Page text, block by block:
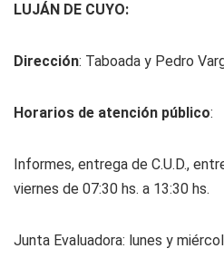
LUJÁN DE CUYO:
Dirección: Taboada y Pedro
Horarios de atención público:
Informes, entrega de C.U.D.,
viernes de 07:30 hs. a 13:30 hs.
Junta Evaluadora: lunes y